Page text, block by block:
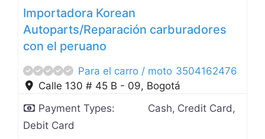
Importadora Korean
Autoparts/Reparación carburadores
con el peruano
3504162476
Para el carro / moto
Calle 130 # 45 B - 09, Bogotá
Payment Types:
Cash, Credit Card,
Debit Card